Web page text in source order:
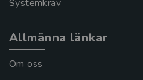
Systemkrav
Allmänna länkar
Om oss